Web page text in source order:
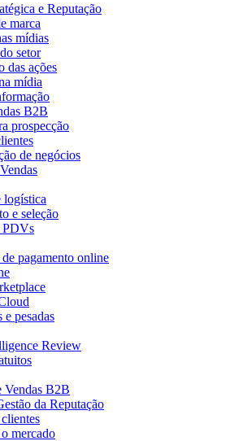
e Reputação
marca
mídias
setor
das ações
mídia
B2B
prospecção
de negócios
logística
e seleção
PDVs
pagamento online
e pesadas
Review
Vendas B2B
da Reputação
mercado